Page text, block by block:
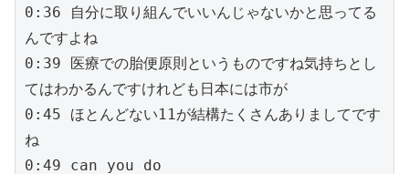
0:36 自分に取り組んでいいんじゃないかと思ってる
んですよね
0:39 医療での胎便原則というものですね気持ちとし
てはわかるんですけれども日本には市が
0:45 ほとんどない11が結構たくさんありましてです
ね
0:49 can you do